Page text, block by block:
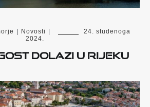
| Novosti |
24. studenoga
2024.
dolazi u Rijeku